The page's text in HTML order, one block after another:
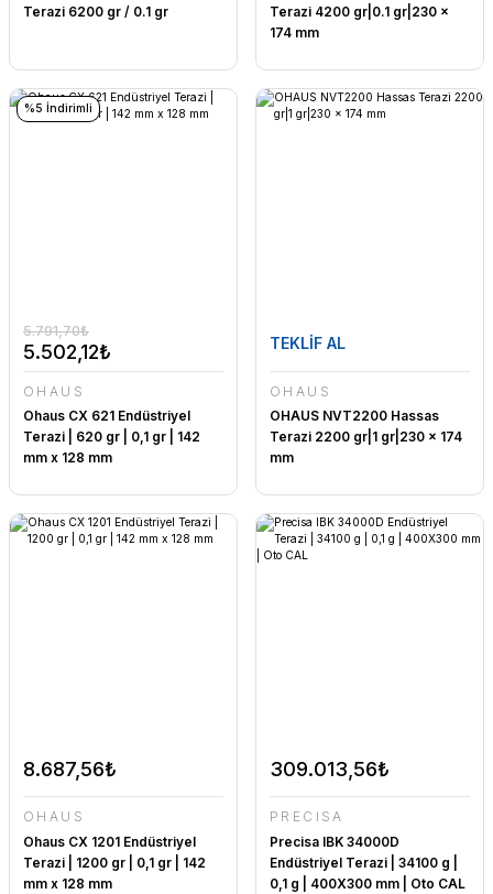
Terazi 6200 gr / 0.1 gr
Terazi 4200 gr|0.1 gr|230 x
174 mm
%5 İndirimli
5.502,12₺
5.791,70₺
OHAUS
Ohaus CX 621 Endüstriyel
Terazi | 620 gr | 0,1 gr | 142
mm x 128 mm
TEKLİF AL
OHAUS
OHAUS NVT2200 Hassas
Terazi 2200 gr|1 gr|230 x 174
mm
8.687,56₺
OHAUS
Ohaus CX 1201 Endüstriyel
Terazi | 1200 gr | 0,1 gr | 142
mm x 128 mm
309.013,56₺
PRECİSA
Precisa IBK 34000D
Endüstriyel Terazi | 34100 g |
0,1 g | 400X300 mm | Oto CAL